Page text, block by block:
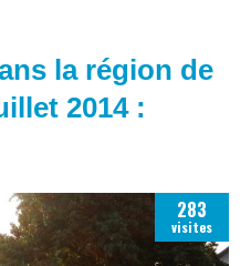
la région de
2014 :
283
visites